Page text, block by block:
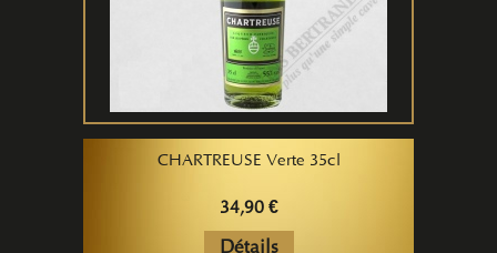
CHARTREUSE Verte 35cl
34,90 €
Détails